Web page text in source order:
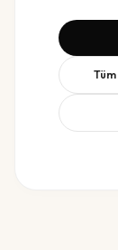
Tüm